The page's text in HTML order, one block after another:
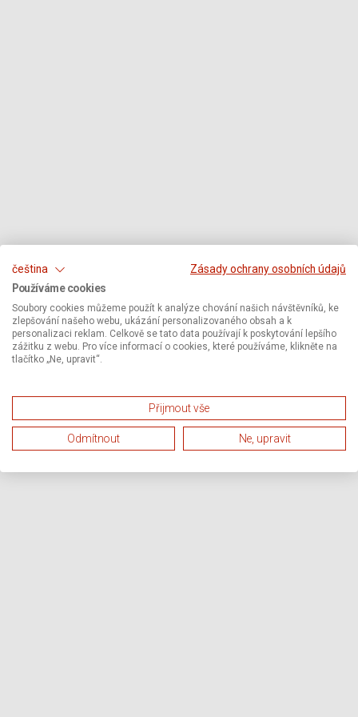
čeština
Zásady ochrany osobních údajů
Používáme cookies
Soubory cookies můžeme použít k analýze chování našich návštěvníků, ke
zlepšování našeho webu, ukázání personalizovaného obsah a k
personalizaci reklam. Celkově se tato data používají k poskytování lepšího
zážitku z webu. Pro více informací o cookies, které používáme, klikněte na
tlačítko „Ne, upravit“.
Přijmout vše
Odmítnout Ne, upravit